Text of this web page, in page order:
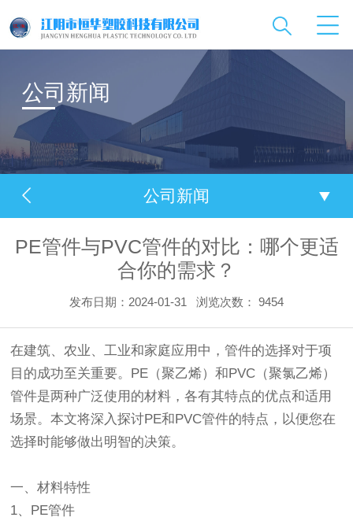
公司新闻
公司新闻
PE管件与PVC管件的对比：哪个更适
合你的需求？
发布日期：2024-01-31 浏览次数：9454
在建筑、农业、工业和家庭应用中，管件的选择对于项
目的成功至关重要。PE（聚乙烯）和PVC（聚氯乙烯）
管件是两种广泛使用的材料，各有其特点的优点和适用
场景。本文将深入探讨PE和PVC管件的特点，以便您在
选择时能够做出明智的决策。
一、材料特性
1、PE管件